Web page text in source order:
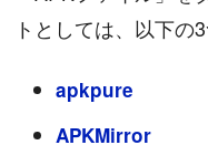
トとしては、以下の
apkpure
APKMirror